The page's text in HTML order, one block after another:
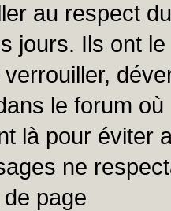
au respect
jours. Ils ont
le forum
là pour éviter
ne
page